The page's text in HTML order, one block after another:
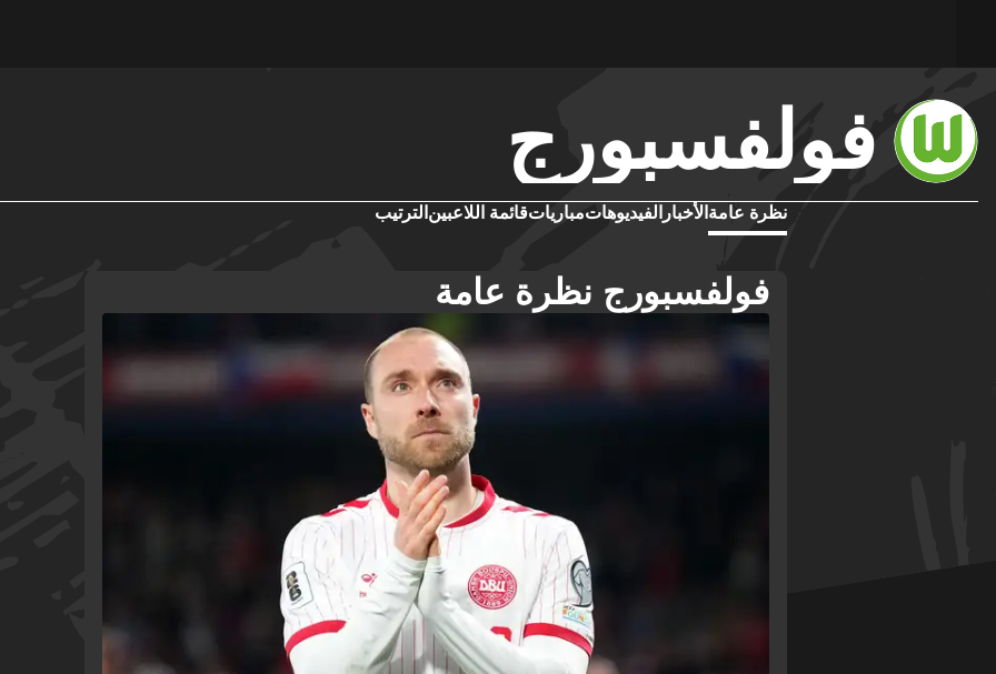
فولفسبورج
نظرة عامة الأخبار الفيديوهاتمبارياتقائمة اللاعبين الترتيب
فولفسبورج نظرة عامة